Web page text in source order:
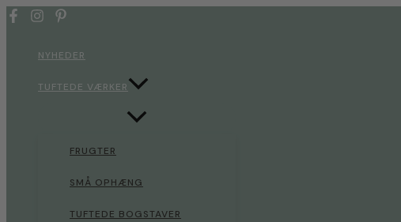
Gå
indholdetNYHEDER
TUFTEDE VÆRKER
FRUGTER
SMÅ OPHÆNG
TUFTEDE BOGSTAVER